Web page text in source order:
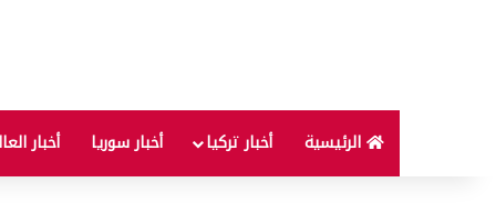
الرئيسية أخبار تركيا أخبار سوريا أخبار